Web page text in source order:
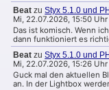
Beat zuStyx 5.1.0 und
Mi, 22.07.2026, 15:50 Uhr
Das ist komisch. Wenn
dann funktioniert es
Beat zuStyx 5.1.0 und
Mi, 22.07.2026, 15:26 Uhr
Guck mal den aktuellen
an. In der Lightbox